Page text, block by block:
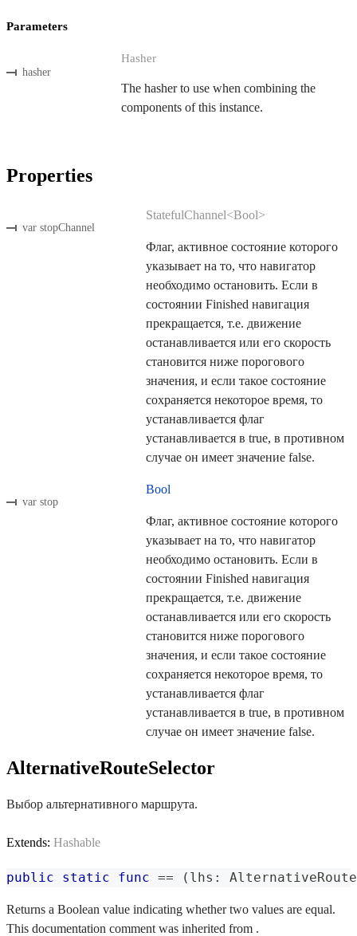
Parameters
hasher
Hasher
The hasher to use when combining the
components of this instance.
Properties
var stopChannel
StatefulChannel<Bool>
Флаг, активное состояние которого
указывает на то, что навигатор
необходимо остановить. Если в
состоянии Finished навигация
прекращается, т.е. движение
останавливается или его скорость
становится ниже порогового
значения, и если такое состояние
сохраняется некоторое время, то
устанавливается флаг
устанавливается в true, в противном
случае он имеет значение false.
var stop
Bool
Флаг, активное состояние которого
указывает на то, что навигатор
необходимо остановить. Если в
состоянии Finished навигация
прекращается, т.е. движение
останавливается или его скорость
становится ниже порогового
значения, и если такое состояние
сохраняется некоторое время, то
устанавливается флаг
устанавливается в true, в противном
случае он имеет значение false.
AlternativeRouteSelector
Выбор альтернативного маршрута.
Extends: Hashable
public static func == ( lhs :
Returns a Boolean value indicating whether two values are equal.
This documentation comment was inherited from .